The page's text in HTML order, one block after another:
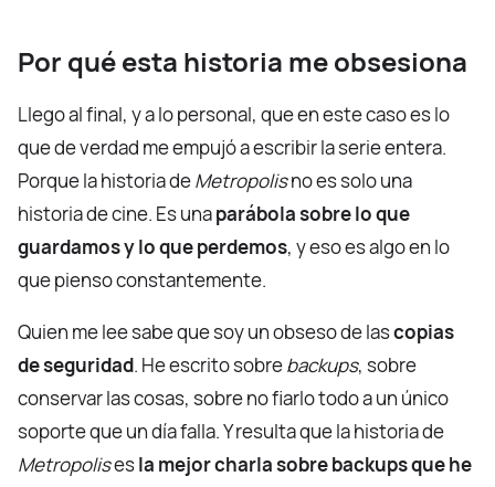
Por qué esta historia me obsesiona
Llego al final, y a lo personal, que en este caso es lo
que de verdad me empujó a escribir la serie entera.
Porque la historia deMetropolisno es solo una
historia de cine. Es unaparábola sobre lo que
guardamos y lo que perdemos, y eso es algo en lo
que pienso constantemente.
Quien me lee sabe que soy un obseso de lascopias
de seguridad. He escrito sobrebackups, sobre
conservar las cosas, sobre no fiarlo todo a un único
soporte que un día falla. Y resulta que la historia de
Metropolisesla mejor charla sobre backups que he